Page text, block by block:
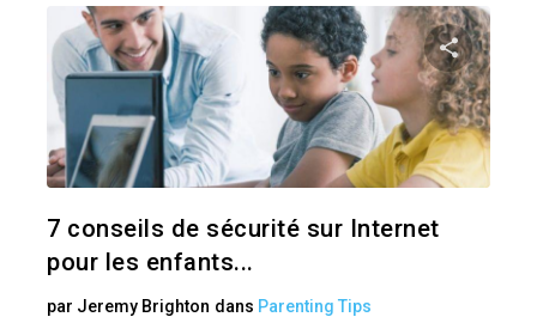
7 conseils de sécurité sur Internet
pour les enfants...
par Jeremy Brighton dans Parenting Tips